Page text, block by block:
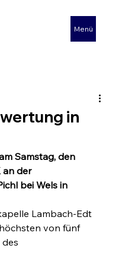
Menü
in
Samstag, den
an der
bei Wels in
Lambach-Edt
von fünf